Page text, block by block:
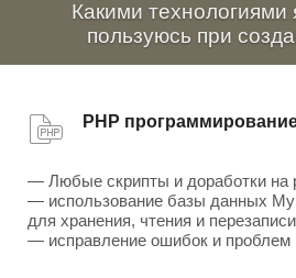
Какими технологиями
пользуюсь при
PHP
— Любые скрипты и доработки на
— использование базы данных
для хранения, чтения и
— исправление ошибок и проблем